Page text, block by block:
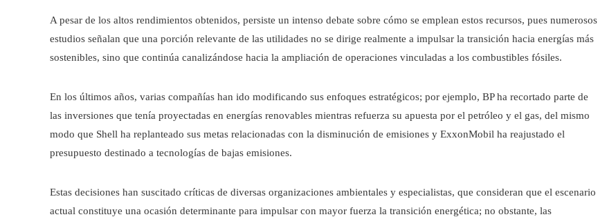
A pesar de los altos rendimientos obtenidos, persiste un intenso debate sobre cómo se emplean estos recursos, pues numerosos
estudios señalan que una porción relevante de las utilidades no se dirige realmente a impulsar la transición hacia energías más
sostenibles, sino que continúa canalizándose hacia la ampliación de operaciones vinculadas a los combustibles fósiles.
En los últimos años, varias compañías han ido modificando sus enfoques estratégicos; por ejemplo, BP ha recortado parte de
las inversiones que tenía proyectadas en energías renovables mientras refuerza su apuesta por el petróleo y el gas, del mismo
modo que Shell ha replanteado sus metas relacionadas con la disminución de emisiones y ExxonMobil ha reajustado el
presupuesto destinado a tecnologías de bajas emisiones.
Estas decisiones han suscitado críticas de diversas organizaciones ambientales y especialistas, que consideran que el escenario
actual constituye una ocasión determinante para impulsar con mayor fuerza la transición energética; no obstante, las